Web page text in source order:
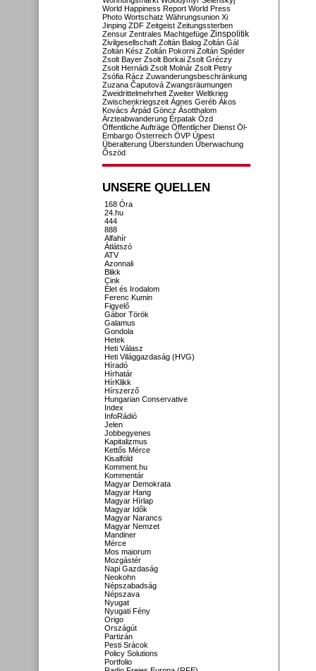
World Happiness Report World Press
Photo Wortschatz Währungsunion Xi
Jinping ZDF Zeitgeist Zeitungssterben
Zensur Zentrales Machtgefüge Zinspolitik
Zivilgesellschaft Zoltán Balog Zoltán Gál
Zoltán Kész Zoltán Pokorni Zoltán Spéder
Zsolt Bayer Zsolt Borkai Zsolt Gréczy
Zsolt Hernádi Zsolt Molnár Zsolt Petry
Zsófia Rácz Zuwanderungsbeschränkung
Zuzana Čaputová Zwangsräumungen
Zweidrittelmehrheit Zweiter Weltkrieg
Zwischenkriegszeit Ágnes Geréb Ákos
Kovács Árpád Göncz Ásotthalom
Ärzteabwanderung Érpatak Ózd
Öffentliche Aufträge Öffentlicher Dienst Öl-
Embargo Österreich ÖVP Újpest
Überalterung Überstunden Überwachung
Őszöd
UNSERE QUELLEN
168 Óra
24.hu
444
888
Alfahír
Átlátszó
ATV
Azonnali
Blikk
Cink
Élet és Irodalom
Ferenc Kumin
Figyelő
Gábor Török
Galamus
Gondola
Hetek
Heti Válasz
Heti Világgazdaság (HVG)
Híradó
Hírhatár
HírKlikk
Hírszerző
Hungarian Conservative
Index
InfoRádió
Jelen
Jobbegyenes
Kapitalizmus
Kettős Mérce
Kisalföld
Komment.hu
Kommentár
Magyar Demokrata
Magyar Hang
Magyar Hírlap
Magyar Idők
Magyar Narancs
Magyar Nemzet
Mandiner
Mérce
Mos maiorum
Mozgástér
Napi Gazdaság
Neokohn
Népszabadság
Népszava
Nyugat
Nyugati Fény
Origo
Országút
Partizán
Pesti Srácok
Policy Solutions
Portfolio